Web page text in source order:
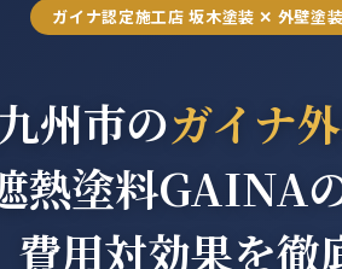
ガイナ認定施工店 坂木塗装 ✕ 外壁塗
州市のガイナ
熱塗料GAINA
費用対効果を徹